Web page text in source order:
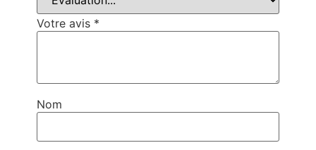
Votre avis *
Nom